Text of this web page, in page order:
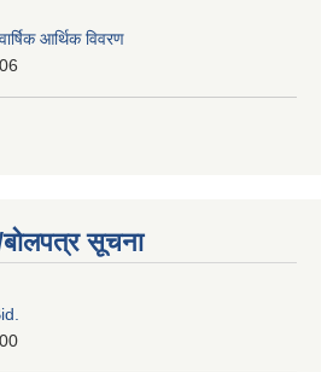
आर्थिक विवरण
बोलपत्र सूचना